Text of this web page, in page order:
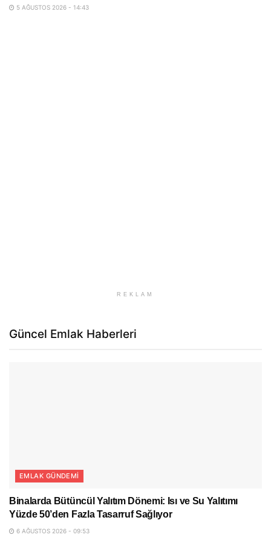
5 AĞUSTOS 2026 - 14:43
REKLAM
Güncel Emlak Haberleri
EMLAK GÜNDEMI
Binalarda Bütüncül Yalıtım Dönemi: Isı ve Su Yalıtımı
Yüzde 50’den Fazla Tasarruf Sağlıyor
6 AĞUSTOS 2026 - 09:53